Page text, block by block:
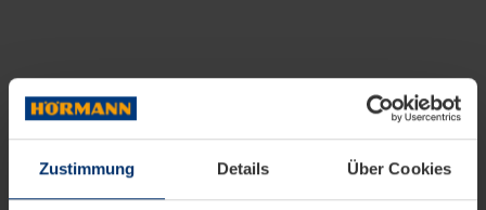
Zustimmung Details Über Cookies